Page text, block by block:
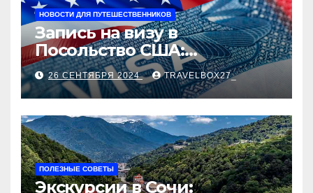
НОВОСТИ ДЛЯ ПУТЕШЕСТВЕННИКОВ
Запись на визу в
Посольство США:
Пошаговое руководство
26 СЕНТЯБРЯ 2024 TRAVELBOX27_
ПОЛЕЗНЫЕ СОВЕТЫ
Экскурсии в Сочи: